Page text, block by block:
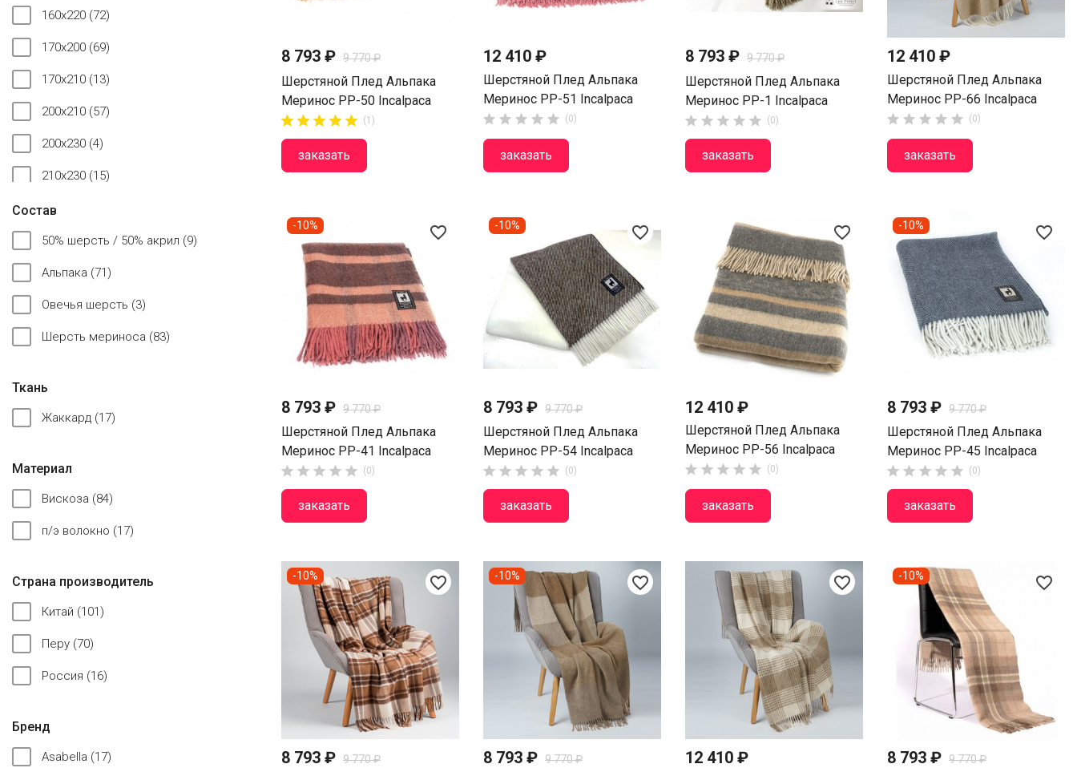
160x220 (72)
170x200 (69)
170x210 (13)
200x210 (57)
200x230 (4)
210x230 (15)
220x240
240x260(9)
260x260 (7)
270x270(1)
Состав
50% шерсть / 50% акрил (9)
Альпака (71)
Овечья шерсть (3)
Шерсть мериноса (83)
Ткань
Жаккард (17)
Материал
Вискоза (84)
п/э волокно (17)
Страна производитель
Китай (101)
Перу (70)
Россия (16)
Бренд
Asabella (17)
8 793 ₽ 9 770 ₽
Шерстяной Плед Альпака
Меринос PP-50 Incalpaca

 (1)
заказать
12 410 ₽
Шерстяной Плед Альпака
Меринос PP-51 Incalpaca
     (0)
заказать
8 793 ₽ 9 770 ₽
Шерстяной Плед Альпака
Меринос PP-1 Incalpaca
     (0)
заказать
12 410 ₽
Шерстяной Плед Альпака
Меринос PP-66 Incalpaca
     (0)
заказать
favorite_border
8 793 ₽ 9 770 ₽
Шерстяной Плед Альпака
Меринос PP-41 Incalpaca
     (0)
заказать
-10% favorite_border
8 793 ₽ 9 770 ₽
Шерстяной Плед Альпака
Меринос PP-54 Incalpaca
     (0)
заказать
-10% favorite_border
12 410 ₽
Шерстяной Плед Альпака
Меринос PP-56 Incalpaca
     (0)
заказать
favorite_border
8 793 ₽ 9 770 ₽
Шерстяной Плед Альпака
Меринос PP-45 Incalpaca
     (0)
заказать
-10%
favorite_border
8 793 ₽ 9 770 ₽
-10% favorite_border
8 793 ₽ 9 770 ₽
-10% favorite_border
12 410 ₽
favorite_border
8 793 ₽ 9 770 ₽
-10%